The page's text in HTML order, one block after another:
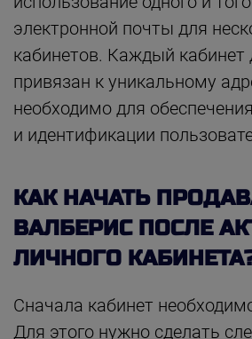
электронной почты для
кабинетов. Каждый
привязан к уникальному
необходимо для
и идентификации
КАК НАЧАТЬ
ВАЛБЕРИС ПОСЛЕ
ЛИЧНОГО
Сначала кабинет
Для этого нужно сделать